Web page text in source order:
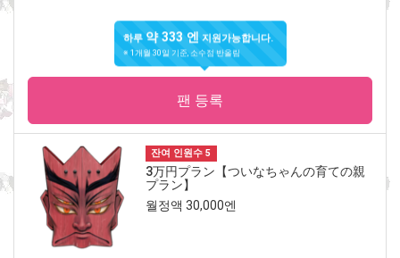
하루약 333 엔지원가능합니다.
※ 1개월 30일 기준, 소수점 반올림
팬 등록
잔여 인원수 5
3万円プラン【ついなちゃんの育ての親
プラン】
월정액 30,000엔